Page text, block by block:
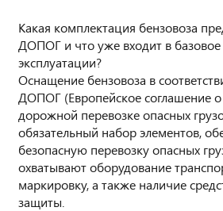
Какая комплектация бензовоза
ДОПОГ и что уже входит в
эксплуатации?
Оснащение бензовоза в
ДОПОГ (Европейское соглашение
дорожной перевозке опасных
обязательный набор элементов,
безопасную перевозку опасных
охватывают оборудование
маркировку, а также наличие
защиты.